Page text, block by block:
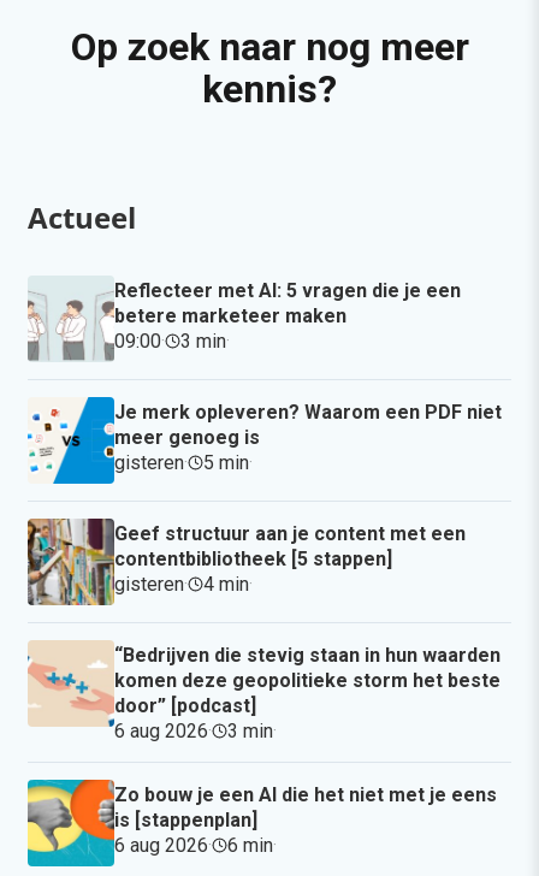
Op zoek naar nog meer
kennis?
Actueel
Reflecteer met AI: 5 vragen die je een
betere marketeer maken
09:00· 3 min·
Je merk opleveren? Waarom een PDF niet
meer genoeg is
gisteren· 5 min·
Geef structuur aan je content met een
contentbibliotheek [5 stappen]
gisteren· 4 min·
“Bedrijven die stevig staan in hun waarden
komen deze geopolitieke storm het beste
door” [podcast]
6 aug 2026· 3 min·
Zo bouw je een AI die het niet met je eens
is [stappenplan]
6 aug 2026· 6 min·